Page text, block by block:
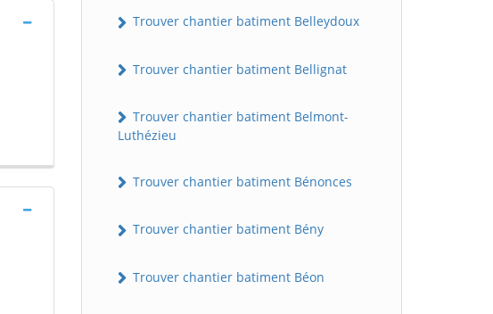
Trouver chantier batiment Belleydoux
Trouver chantier batiment Bellignat
Trouver chantier batiment Belmont-
Luthézieu
Trouver chantier batiment Bénonces
Trouver chantier batiment Bény
Trouver chantier batiment Béon